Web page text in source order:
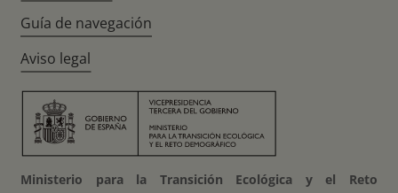
Guía de navegación
Aviso legal
Ministerio para la Transición Ecológica y el Reto